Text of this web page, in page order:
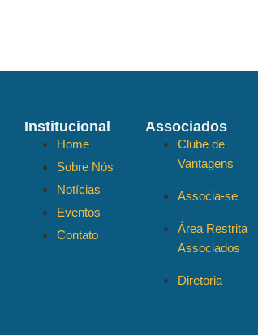
Institucional
Home
Sobre Nós
Notícias
Eventos
Contato
Associados
Clube de
Vantagens
Associa-se
Área Restrita
Associados
Diretoria